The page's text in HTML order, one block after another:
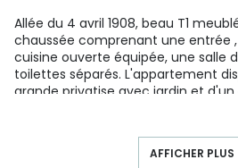
Allée du 4 avril 1908, beau T1
chaussée comprenant une entrée
cuisine ouverte équipée, une salle
toilettes séparés. L'appartement
grande privatise avec jardin et d'un
Honoraires 236.67€ + 70.90€ Frais
La prise de rendez-vous s'effectue
AFFICHER PLUS